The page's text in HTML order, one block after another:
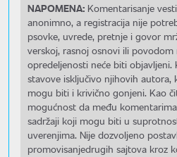
NAPOMENA: Komentarisanje
anonimno, a registracija nije
psovke, uvrede, pretnje i govor
verskoj, rasnoj osnovi ili povodom
opredeljenosti neće biti objavljeni.
stavove isključivo njihovih autora,
mogu biti i krivično gonjeni. Kao
mogućnost da među
sadržaji koji mogu biti u
uverenjima. Nije dozvoljeno
promovisanjedrugih sajtova kroz